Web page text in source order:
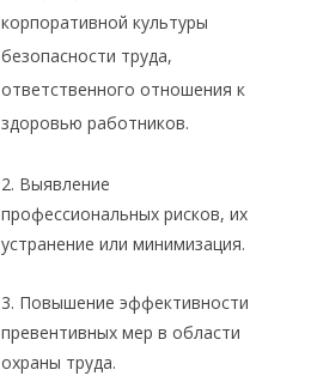
корпоративной культуры
безопасности труда,
ответственного отношения к
здоровью работников.
2. Выявление
профессиональных рисков, их
устранение или минимизация.
3. Повышение эффективности
превентивных мер в области
охраны труда.